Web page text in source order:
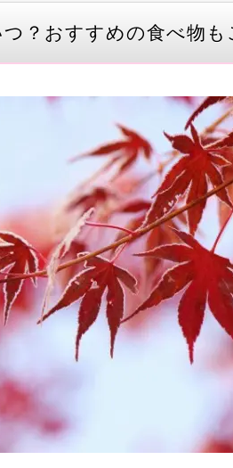
？おすすめの食べ物も